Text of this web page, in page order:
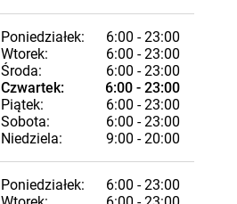
Poniedziałek:
6:00 - 23:00
Wtorek:
6:00 - 23:00
Środa:
6:00 - 23:00
Czwartek:
6:00 - 23:00
Piątek:
6:00 - 23:00
Sobota:
6:00 - 23:00
Niedziela:
9:00 - 20:00
Poniedziałek:
6:00 - 23:00